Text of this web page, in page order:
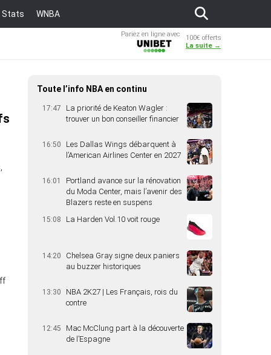
Stats WNBA
Pariez en ligne avec
100€ offerts
La suite →
Toute l’info NBA en continu
17:47
La priorité de Keaton Wagler :
trouver un bon conseiller financier
16:50
Les Dallas Wings débarquent à
l’American Airlines Center en 2027
16:01
Portland avance sur la rénovation
du Moda Center, mais l’avenir des
Blazers reste en suspens
15:08 La Harden Vol.10 voit rouge
14:20
Chelsea Gray signe deux paniers
au buzzer historiques
13:30
NBA 2K27 | Les Français, rois du
contre
12:45
Mac McClung part à la découverte
de l’Espagne